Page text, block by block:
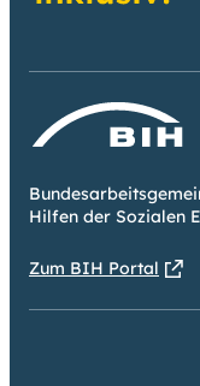
Hilfen der Sozialen
Zum BIH Portal